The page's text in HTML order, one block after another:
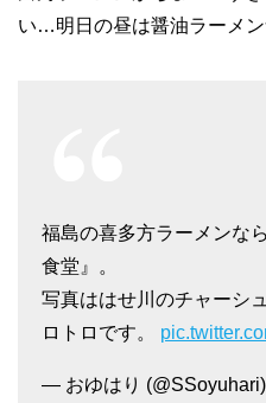
い…明日の昼は醤油ラーメ
福島の喜多方ラーメンな
食堂』。
写真ははせ川のチャーシ
ロトロです。
— おゆはり (@SSoyuhari)